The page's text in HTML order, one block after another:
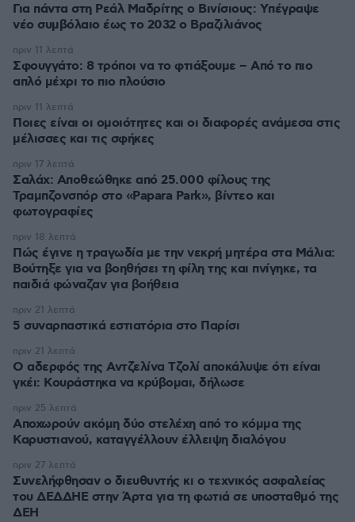
Για πάντα στη Ρεάλ Μαδρίτης ο Βινίσιους: Yπέγραψε
νέο συμβόλαιο έως το 2032 ο Βραζιλιάνος
Σφουγγάτο: 8 τρόποι να το φτιάξουμε – Από το πιο
απλό μέχρι το πιο πλούσιο
πριν 11 λεπτά
Ποιες είναι οι ομοιότητες και οι διαφορές ανάμεσα στις
μέλισσες και τις σφήκες
πριν 11 λεπτά
Σαλάχ: Αποθεώθηκε από 25.000 φίλους της
Τραμπζονσπόρ στο «Papara Park», βίντεο και
φωτογραφίες
πριν 17 λεπτά
Πώς έγινε η τραγωδία με την νεκρή μητέρα στα Μάλια:
Βούτηξε για να βοηθήσει τη φίλη της και πνίγηκε, τα
παιδιά φώναζαν για βοήθεια
πριν 18 λεπτά
5 συναρπαστικά εστιατόρια στο Παρίσι
πριν 21 λεπτά
Ο αδερφός της Αντζελίνα Τζολί αποκάλυψε ότι είναι
γκέι: Κουράστηκα να κρύβομαι, δήλωσε
πριν 21 λεπτά
Αποχωρούν ακόμη δύο στελέχη από το κόμμα της
Καρυστιανού, καταγγέλλουν έλλειψη διαλόγου
πριν 25 λεπτά
Συνελήφθησαν ο διευθυντής κι ο τεχνικός ασφαλείας
του ΔΕΔΔΗΕ στην Άρτα για τη φωτιά σε υποσταθμό της
ΔΕΗ
πριν 27 λεπτά